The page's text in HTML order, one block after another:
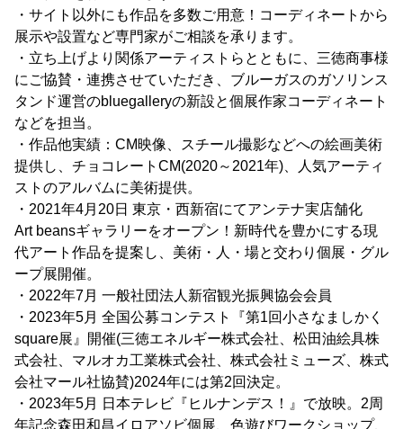
・サイト以外にも作品を多数ご用意！コーディネートから
展示や設置など専門家がご相談を承ります。
・立ち上げより関係アーティストらとともに、三徳商事様
にご協賛・連携させていただき、ブルーガスのガソリンス
タンド運営のbluegalleryの新設と個展作家コーディネート
などを担当。
・作品他実績：CM映像、スチール撮影などへの絵画美術
提供し、チョコレートCM(2020～2021年)、人気アーティ
ストのアルバムに美術提供。
・2021年4月20日 東京・西新宿にてアンテナ実店舗化
Art beansギャラリーをオープン！新時代を豊かにする現
代アート作品を提案し、美術・人・場と交わり個展・グル
ープ展開催。
・2022年7月 一般社団法人新宿観光振興協会会員
・2023年5月 全国公募コンテスト『第1回小さなましかく
square展』開催(三徳エネルギー株式会社、松田油絵具株
式会社、マルオカ工業株式会社、株式会社ミューズ、株式
会社マール社協賛)2024年には第2回決定。
・2023年5月 日本テレビ『ヒルナンデス！』で放映。2周
年記念森田和昌イロアソビ個展、色遊びワークショップ、